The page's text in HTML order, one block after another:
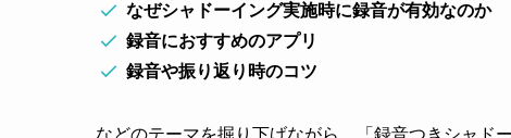
なぜシャドーイング実施時に録音が有効なのか
録音におすすめのアプリ
録音や振り返り時のコツ